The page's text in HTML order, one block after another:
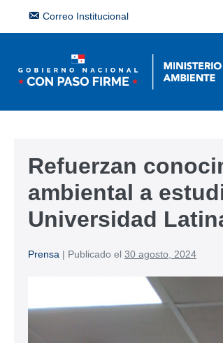
Correo Institucional
Refuerzan
ambiental a
Universidad
Prensa | Publicado el 30 agosto, 2024